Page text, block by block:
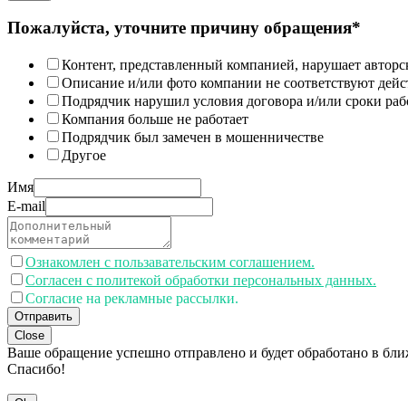
Пожалуйста, уточните причину обращения*
Контент, представленный компанией, нарушает
Описание и/или фото компании не соответствуют
Подрядчик нарушил условия договора и/или сроки
Компания больше не работает
Подрядчик был замечен в мошенничестве
Другое
Имя
E-mail
Ознакомлен с пользавательским соглашением.
Согласен с политекой обработки персональных данных.
Согласие на рекламные рассылки.
Отправить
Close
Ваше обращение успешно отправлено и будет обработано в
Спасибо!